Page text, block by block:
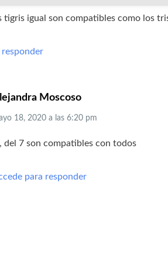
tigris igual son compatibles como los
Moscoso
18, 2020 a las 6:20 pm
del 7 son compatibles con todos
para responder